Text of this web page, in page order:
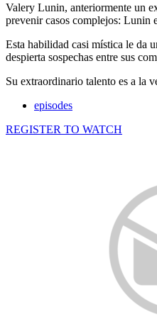
Valery Lunin, anteriormente un
prevenir casos complejos: Lunin
Esta habilidad casi mística le da
despierta sospechas entre sus
Su extraordinario talento es a la
episodes
REGISTER TO WATCH